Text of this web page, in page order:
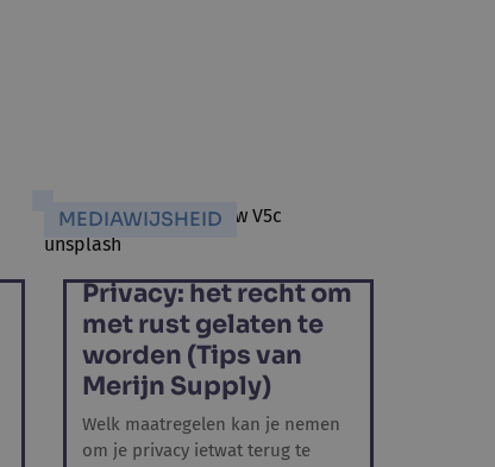
MEDIAWIJSHEID
Privacy: het recht om
met rust gelaten te
worden (Tips van
Merijn Supply)
Welk maatregelen kan je nemen
om je privacy ietwat terug te